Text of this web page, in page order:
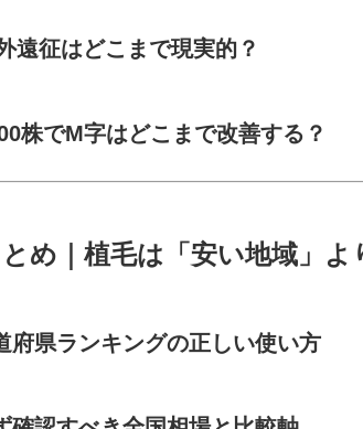
遠征はどこまで現実的？
株でM字はどこまで改善する？
め｜植毛は「安い地域」よ
府県ランキングの正しい使い方